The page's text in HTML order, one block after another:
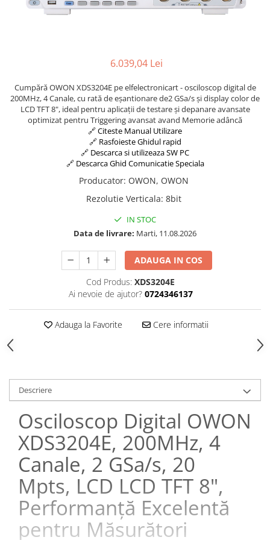
6.039,04 Lei
Cumpără OWON XDS3204E pe elfelectronicart - osciloscop digital de
200MHz, 4 Canale, cu rată de eșantionare de2 GSa/s și display color de
LCD TFT 8", ideal pentru aplicații de testare și depanare avansate
optimizat pentru Triggering avansat avand Memorie adâncă
🔗 Citeste Manual Utilizare
🔗 Rasfoieste Ghidul rapid
🔗 Descarca si utilizeaza SW PC
🔗 Descarca Ghid Comunicatie Speciala
Producator: OWON, OWON
Rezolutie Verticala: 8bit
IN STOC
Data de livrare: Marti, 11.08.2026
ADAUGA IN COS
Cod Produs: XDS3204E
Ai nevoie de ajutor? 0724346137
Adauga la Favorite Cere informatii
Descriere
Osciloscop Digital OWON
XDS3204E, 200MHz, 4
Canale, 2 GSa/s, 20
Mpts, LCD LCD TFT 8",
Performanță Excelentă
pentru Măsurători